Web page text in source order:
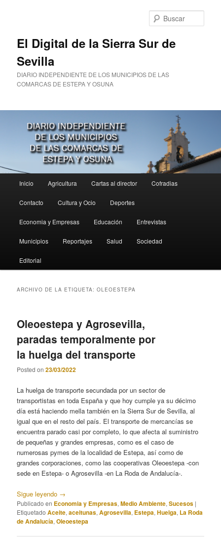
El Digital de la Sierra Sur de
Sevilla
DIARIO INDEPENDIENTE DE LOS MUNICIPIOS DE LAS
COMARCAS DE ESTEPA Y OSUNA
principal
Inicio Agricultura Cartas al director Cofradias
Contacto Cultura y Ocio Deportes
Economia y Empresas Educación Entrevistas
Municipios Reportajes Salud Sociedad
Editorial
ARCHIVO DE LA ETIQUETA:OLEOESTEPA
Oleoestepa y Agrosevilla,
paradas temporalmente por
la huelga del transporte
Posted on23/03/2022
La huelga de transporte secundada por un sector de
transportistas en toda España y que hoy cumple ya su décimo
día está haciendo mella también en la Sierra Sur de Sevilla, al
igual que en el resto del país. El transporte de mercancías se
encuentra parado casi por completo, lo que afecta al suministro
de pequeñas y grandes empresas, como es el caso de
numerosas pymes de la localidad de Estepa, así como de
grandes corporaciones, como las cooperativas Oleoestepa -con
sede en Estepa- o Agrosevilla -en La Roda de Andalucía-.
Sigue leyendo →
Publicado en Economia y Empresas,Medio Ambiente,Sucesos |
Etiquetado Aceite,aceitunas,Agrosevilla, Estepa,Huelga, La Roda
de Andalucía,Oleoestepa